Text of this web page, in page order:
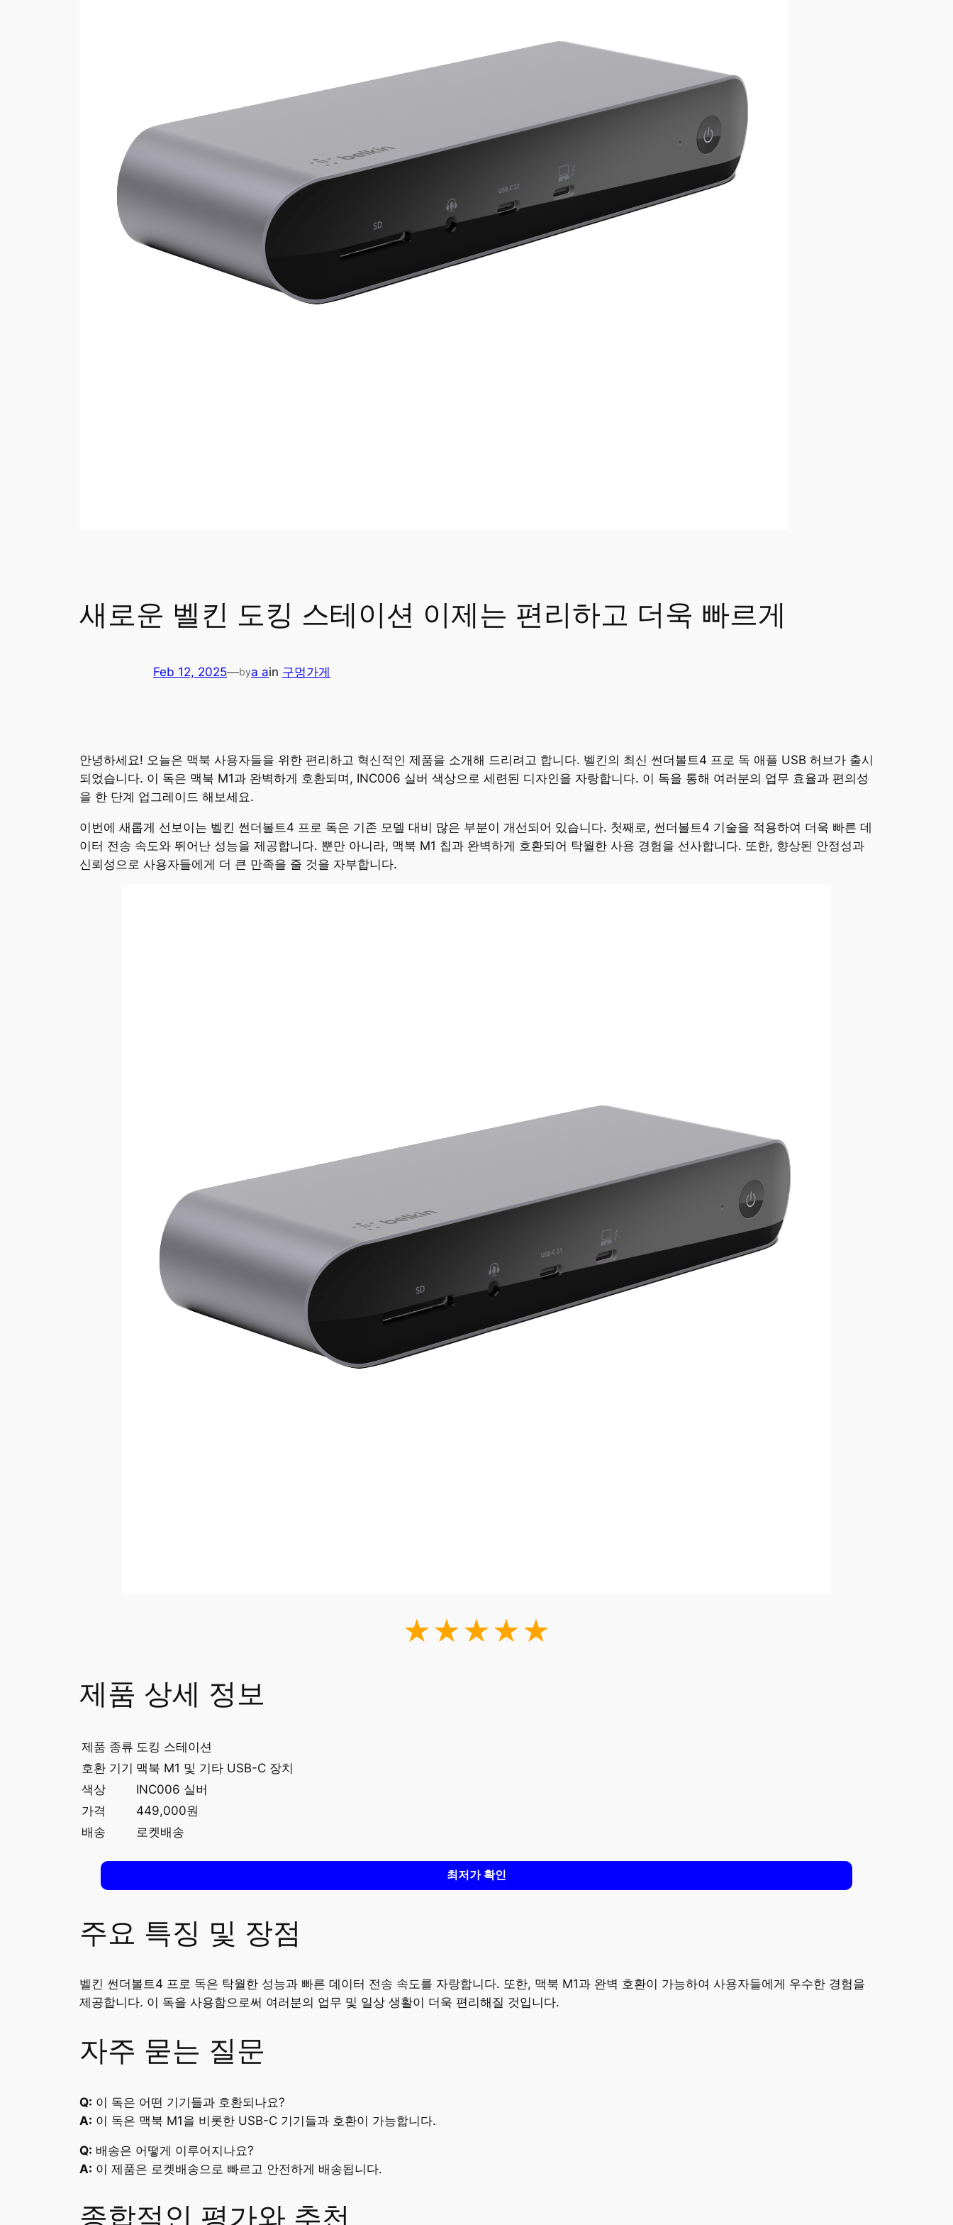
새로운 벨킨 도킹 스테이션 이제는 편리하고 더욱 빠르게
Feb 12, 2025—bya ain 구멍가게
안녕하세요! 오늘은 맥북 사용자들을 위한 편리하고 혁신적인 제품을 소개해 드리려고 합니다. 벨킨의 최신 썬더볼트4 프로 독 애플 USB 허브가 출시
되었습니다. 이 독은 맥북 M1과 완벽하게 호환되며, INC006 실버 색상으로 세련된 디자인을 자랑합니다. 이 독을 통해 여러분의 업무 효율과 편의성
을 한 단계 업그레이드 해보세요.
이번에 새롭게 선보이는 벨킨 썬더볼트4 프로 독은 기존 모델 대비 많은 부분이 개선되어 있습니다. 첫째로, 썬더볼트4 기술을 적용하여 더욱 빠른 데
이터 전송 속도와 뛰어난 성능을 제공합니다. 뿐만 아니라, 맥북 M1 칩과 완벽하게 호환되어 탁월한 사용 경험을 선사합니다. 또한, 향상된 안정성과
신뢰성으로 사용자들에게 더 큰 만족을 줄 것을 자부합니다.
★★★★★
제품 상세 정보
제품 종류 도킹 스테이션
호환 기기 맥북 M1 및 기타 USB-C 장치
색상
INC006 실버
가격
449,000원
배송
로켓배송
최저가 확인
주요 특징 및 장점
벨킨 썬더볼트4 프로 독은 탁월한 성능과 빠른 데이터 전송 속도를 자랑합니다. 또한, 맥북 M1과 완벽 호환이 가능하여 사용자들에게 우수한 경험을
제공합니다. 이 독을 사용함으로써 여러분의 업무 및 일상 생활이 더욱 편리해질 것입니다.
자주 묻는 질문
Q: 이 독은 어떤 기기들과 호환되나요?
A: 이 독은 맥북 M1을 비롯한 USB-C 기기들과 호환이 가능합니다.
Q: 배송은 어떻게 이루어지나요?
A: 이 제품은 로켓배송으로 빠르고 안전하게 배송됩니다.